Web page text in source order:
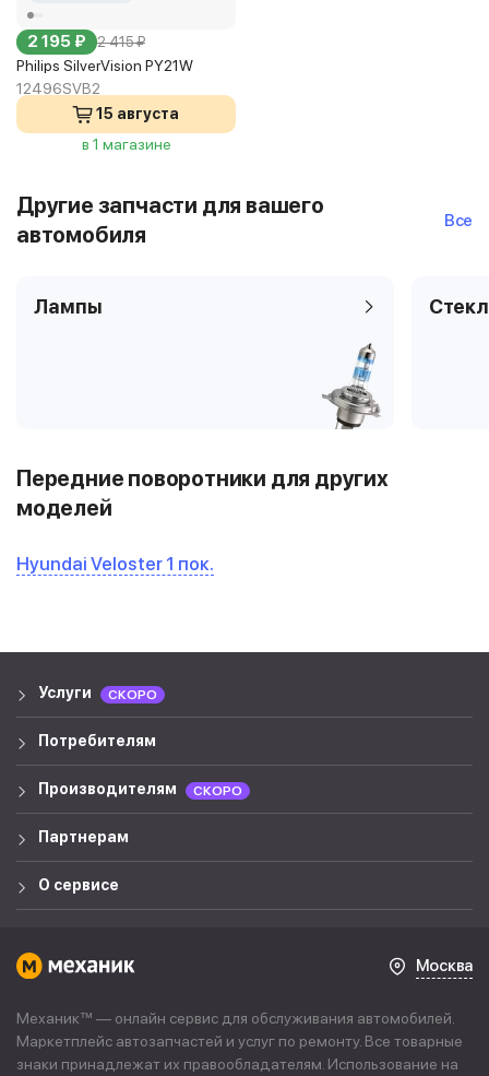
2 195 ₽ 2 415 ₽
Philips SilverVision PY21W
12496SVB2
15 августа
в 1 магазине
Другие запчасти для вашего
автомобиля
Все
Лампы
Передние поворотники для других
моделей
Hyundai Veloster 1 пок.
Услуги СКОРО
Потребителям
Производителям СКОРО
Партнерам
О сервисе
Москва
Механик™ — онлайн сервис для обслуживания автомобилей.
Маркетплейс автозапчастей и услуг по ремонту. Все товарные
знаки принадлежат их правообладателям. Использование на